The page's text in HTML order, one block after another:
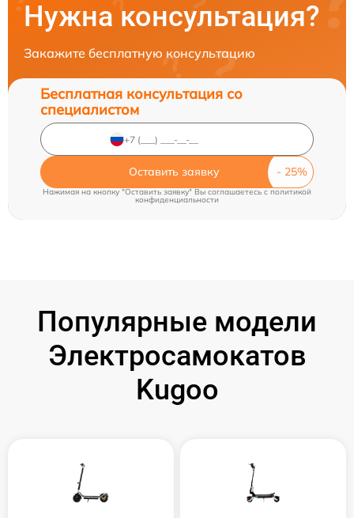
Нужна консультация?
Закажите бесплатную консультацию
Бесплатная консультация со
специалистом
Оставить заявку
Нажимая на кнопку "Оставить заявку" Вы соглашаетесь cполитикой
конфиденциальности
Популярные модели
Электросамокатов
Kugoo